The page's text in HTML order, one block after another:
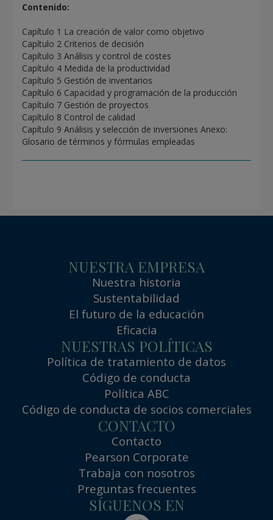
Contenido:
Capítulo 1 La creación de valor como objetivo
Capítulo 2 Criterios de decisión
Capítulo 3 Análisis y control de costes
Capítulo 4 Medida de la productividad
Capítulo 5 Gestión de inventarios
Capítulo 6 Capacidad y programación de la producción
Capítulo 7 Gestión de proyectos
Capítulo 8 Control de calidad
Capítulo 9 Análisis y selección de inversiones Anexo:
Glosario de términos y fórmulas empleadas
NUESTRA EMPRESA
Nuestra historia
Sustentabilidad
El futuro de la educación
Eficacia
NUESTRAS POLÍTICAS
Política de tratamiento de datos
Código de conducta
Política ABC
Código de conducta de socios comerciales
CONTACTO
Contacto
Pearson Corporate
Trabaja con nosotros
Preguntas frecuentes
SÍGUENOS EN